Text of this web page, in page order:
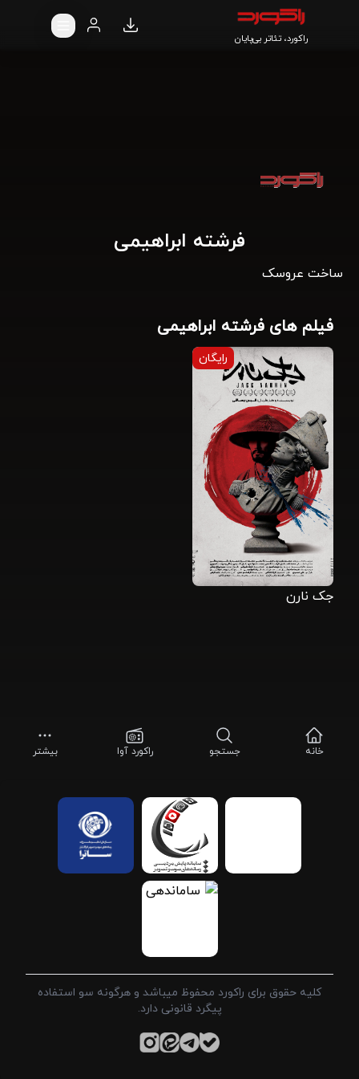
راکورد، تئاتر بی‌پایان
فرشته ابراهیمی
ساخت عروسک
فیلم های فرشته ابراهیمی
رایگان
جک نارن
خانه جستجو راکورد آوا بیشتر
کلیه حقوق برای راکورد محفوظ میباشد و هرگونه سو استفاده
پیگرد قانونی دارد.